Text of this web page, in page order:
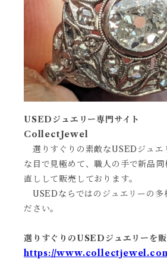
USEDジュエリー専門サイト
CollectJewel
選りすぐりの素敵なUSEDジュエ
な目で見極めて、職人の手で新品
直しして販売しております。
USEDならではのジュエリーの多
ださい。
選りすぐりのUSEDジュエリーを
https://